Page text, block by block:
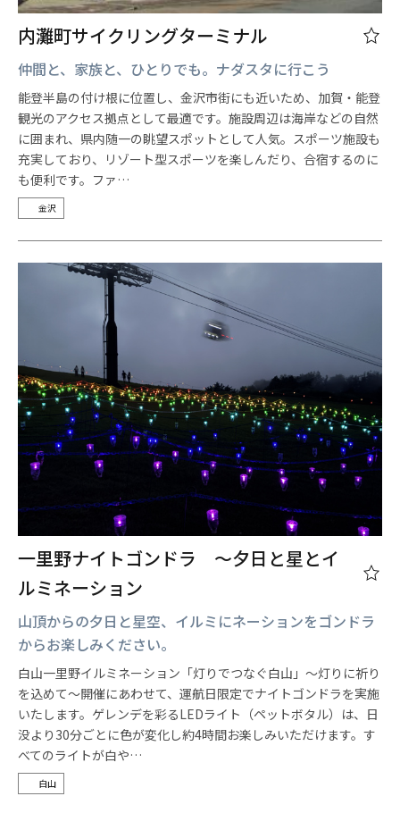
内灘町サイクリングターミナル
仲間と、家族と、ひとりでも。ナダスタに行こう
能登半島の付け根に位置し、金沢市街にも近いため、加賀・能登
観光のアクセス拠点として最適です。施設周辺は海岸などの自然
に囲まれ、県内随一の眺望スポットとして人気。スポーツ施設も
充実しており、リゾート型スポーツを楽しんだり、合宿するのに
も便利です。ファ…
金沢
一里野ナイトゴンドラ ～夕日と星とイ
ルミネーション
山頂からの夕日と星空、イルミにネーションをゴンドラ
からお楽しみください。
白山一里野イルミネーション「灯りでつなぐ白山」～灯りに祈り
を込めて～開催にあわせて、運航日限定でナイトゴンドラを実施
いたします。ゲレンデを彩るLEDライト（ペットボタル）は、日
没より30分ごとに色が変化し約4時間お楽しみいただけます。す
べてのライトが白や…
白山